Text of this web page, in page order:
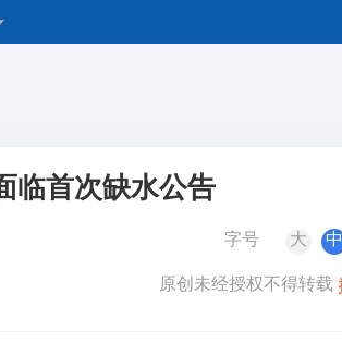
临首次缺水公告
字号 大 中
原创未经授权不得转载